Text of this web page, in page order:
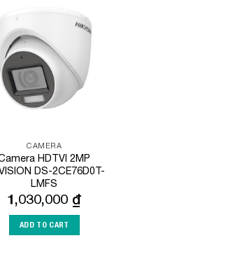
Add to
Wishlist
CAMERA
HDTVI 2MP
DS-2CE76D0T-
LMFS
1,030,000 ₫
ADD TO CART